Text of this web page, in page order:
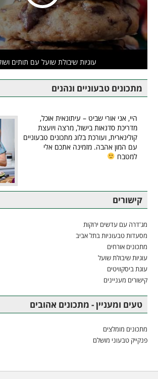
עוגיות שיבולת שועל עם תותים
מתכונים טבעוניים ונהנים
היי, אני אורי שביט – עיתונאית אוכל,
מדריכת סדנאות בישול, מרצה ויועצת
קולינארית, ועורכת בלוג מתכונים טבעוניים
עם המון אהבה. מזמינה אתכם אלי
למטבח
קישורים
מג'דרה עם עדשים ירוקות
מסעדות טבעוניות בתל אביב
מתכונים אורחים
עוגיות שיבולת שועל
עוגת ביסקוויטים
קישורים מעניינים
טעים ומעניין - מתכונים אהובים
מתכונים מומלצים
פנקייק טבעוני מושלם